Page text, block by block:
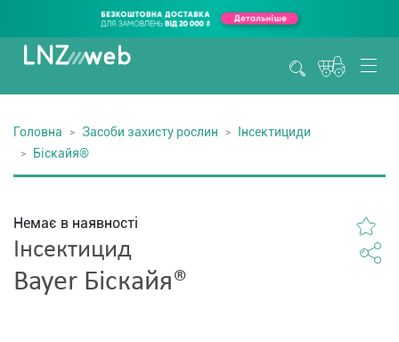
Головна Засоби захисту рослин
Інсектициди
Біскайя®
Немає в наявності
Інсектицид
Bayer Біскайя®